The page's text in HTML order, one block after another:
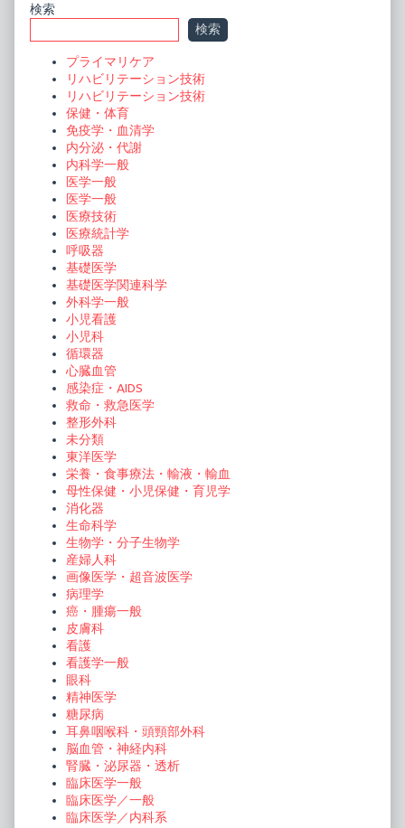
ゲ
ー
Primary
Sidebar
検索
検索
プライマリケア
リハビリテーション技術
リハビリテーション技術
保健・体育
免疫学・血清学
内分泌・代謝
内科学一般
医学一般
医学一般
医療技術
医療統計学
呼吸器
基礎医学
基礎医学関連科学
外科学一般
小児看護
小児科
循環器
心臓血管
感染症・AIDS
救命・救急医学
整形外科
未分類
東洋医学
栄養・食事療法・輸液・輸血
母性保健・小児保健・育児学
消化器
生命科学
生物学・分子生物学
産婦人科
画像医学・超音波医学
病理学
癌・腫瘍一般
皮膚科
看護
看護学一般
眼科
精神医学
糖尿病
耳鼻咽喉科・頭頸部外科
脳血管・神経内科
腎臓・泌尿器・透析
臨床医学一般
臨床医学／一般
臨床医学／内科系